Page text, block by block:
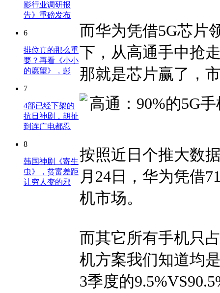
而华为凭借5G芯片
下，从高通手中抢
那就是芯片赢了，
按照近日个推大数
月24日，华为凭借
机市场。
而其它所有手机只
机方案我们知道均
3季度的
影行业调研报
告》重磅发布
6
排位真的那么重
要？再看《小小
的愿望》，彭
7
4部已经下架的
抗日神剧，胡扯
到连广电都忍
8
韩国神剧《寄生
虫》，贫富差距
让穷人变的邪